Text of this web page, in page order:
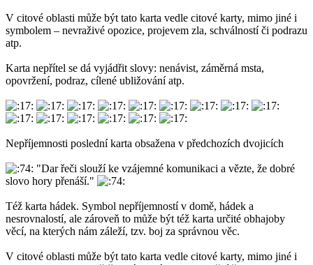
V citové oblasti může být tato karta vedle citové karty, mimo jiné i
symbolem – nevraživé opozice, projevem zla, schválností či podrazu
atp.
Karta nepřítel se dá vyjádřit slovy: nenávist, záměrná msta,
opovržení, podraz, cílené ubližování atp.
Nepříjemnosti poslední karta obsažena v předchozích dvojicích
"Dar řeči slouží ke vzájemné komunikaci a vězte, že dobré
slovo hory přenáší."
Též karta hádek. Symbol nepříjemností v domě, hádek a
nesrovnalostí, ale zároveň to může být též karta určité obhajoby
věcí, na kterých nám záleží, tzv. boj za správnou věc.
V citové oblasti může být tato karta vedle citové karty, mimo jiné i